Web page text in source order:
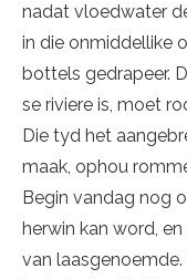
nadat vloedwater
in die onmiddellike
bottels gedrapeer.
se riviere is, moet
Die tyd het
maak, ophou
Begin vandag nog
herwin kan word,
van laasgenoemde.